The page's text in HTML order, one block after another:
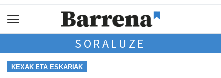
SORALUZE
KEXAK ETA ESKARIAK